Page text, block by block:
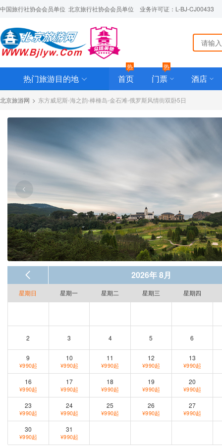
中国旅行社协会会员单位  北京旅行社协会会员单位    业务许可证：L-BJ-CJ00433
热门旅游目的地 首页
热
门票
热
酒店
北京旅游网 > 东方威尼斯-海之韵-棒棰岛-金石滩-俄罗斯风情街双卧5日
2026年 8月
星期日 星期一 星期二 星期三 星期四
2 3 4 5 6
9
¥990起
10
¥990起
11
¥990起
12
¥990起
13
¥990起
16
¥990起
17
¥990起
18
¥990起
19
¥990起
20
¥990起
23
¥990起
24
¥990起
25
¥990起
26
¥990起
27
¥990起
30
¥990起
31
¥990起